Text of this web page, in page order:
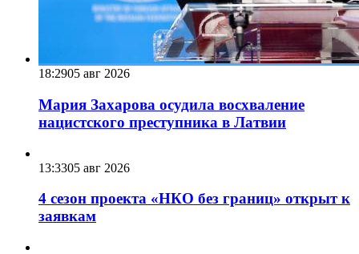
18:2905 авг 2026
Мария Захарова осудила восхваление
нацистского преступника в Латвии
13:3305 авг 2026
4 сезон проекта «НКО без границ» открыт к
заявкам